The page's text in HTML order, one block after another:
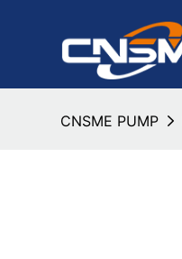
CNSME PUMP